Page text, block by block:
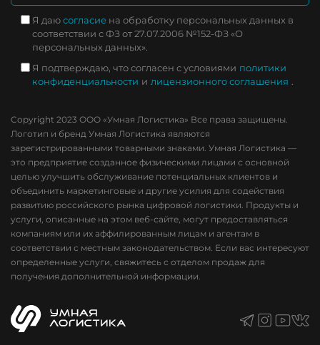
Я даюсогласие на обработку персональных данных в
соответствии с ФЗ от 27.07.2006 №152-ФЗ «О
персональных данных».
Я подтверждаю, что согласен с условиями политики
конфиденциальности и лицензионного соглашения .
Copyright 2023 ООО «Умная Логистика» Все права защищены.
Логотип и бренд Умная Логистика являются
зарегистрированными товарными знаками. Умная Логистика —
это предприятие созданное физическими лицами с основной
целью улучшить обслуживание потенциальных клиентов и
объединить маркетинговые и другие усилия для содействия
развитию российского рынка цифровой логистики. Продукты и
услуги, описанные на этом веб-сайте, могут предоставляться
компаниям или их аффилированным лицам и агентам в
соответствии с местным законодательством. Если вас интересуют
определенные услуги, свяжитесь с отделом продаж для
получения дополнительной информации.